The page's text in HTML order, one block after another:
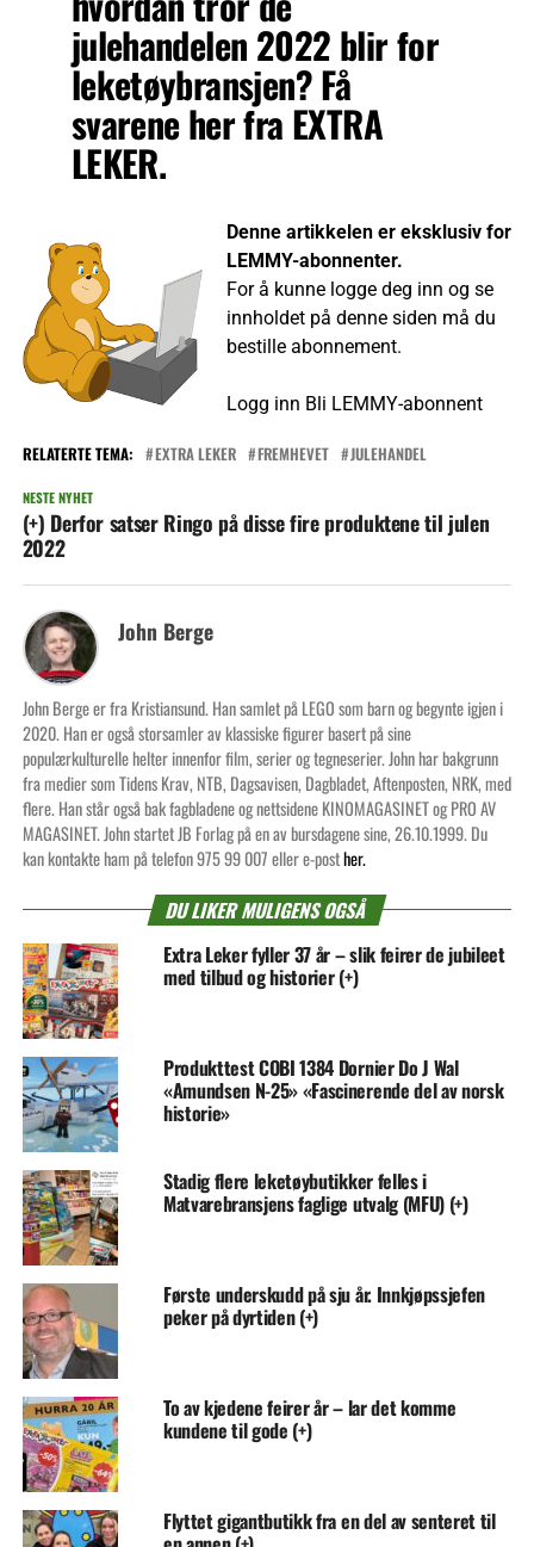
julehandelen 2022 blir for
leketøybransjen? Få
svarene her fra EXTRA
LEKER.
Denne artikkelen er eksklusiv for
LEMMY-abonnenter.
For å kunne logge deg inn og se
innholdet på denne siden må du
bestille abonnement.
Logg inn Bli LEMMY-abonnent
RELATERTE TEMA: EXTRA LEKER FREMHEVET JULEHANDEL
NESTE NYHET
(+) Derfor satser Ringo på disse fire produktene til julen
2022
John Berge
John Berge er fra Kristiansund. Han samlet på LEGO som barn og begynte igjen i
2020. Han er også storsamler av klassiske figurer basert på sine
populærkulturelle helter innenfor film, serier og tegneserier. John har bakgrunn
fra medier som Tidens Krav, NTB, Dagsavisen, Dagbladet, Aftenposten, NRK, med
flere. Han står også bak fagbladene og nettsidene KINOMAGASINET og PRO AV
MAGASINET. John startet JB Forlag på en av bursdagene sine, 26.10.1999. Du
kan kontakte ham på telefon 975 99 007 eller e-posther.
DU LIKER MULIGENS OGSÅ
Extra Leker fyller 37 år – slik feirer de jubileet
med tilbud og historier (+)
Produkttest COBI 1384 Dornier Do J Wal
«Amundsen N-25» «Fascinerende del av norsk
historie»
Stadig flere leketøybutikker felles i
Matvarebransjens faglige utvalg (MFU) (+)
Første underskudd på sju år. Innkjøpssjefen
peker på dyrtiden (+)
To av kjedene feirer år – lar det komme
kundene til gode (+)
Flyttet gigantbutikk fra en del av senteret til